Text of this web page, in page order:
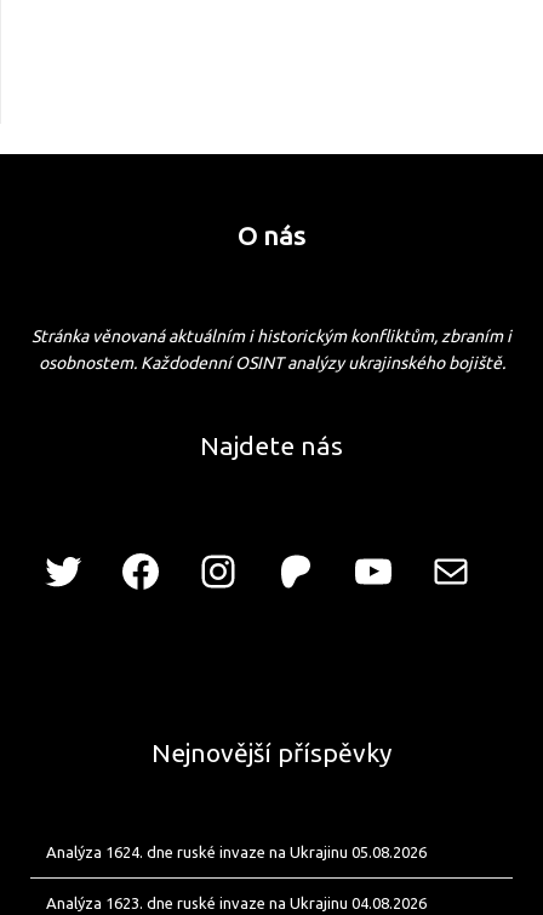
O nás
Stránka věnovaná aktuálním i historickým konfliktům, zbraním i
osobnostem. Každodenní OSINT analýzy ukrajinského bojiště.
Najdete nás
Nejnovější příspěvky
Analýza 1624. dne ruské invaze na Ukrajinu 05.08.2026
Analýza 1623. dne ruské invaze na Ukrajinu 04.08.2026